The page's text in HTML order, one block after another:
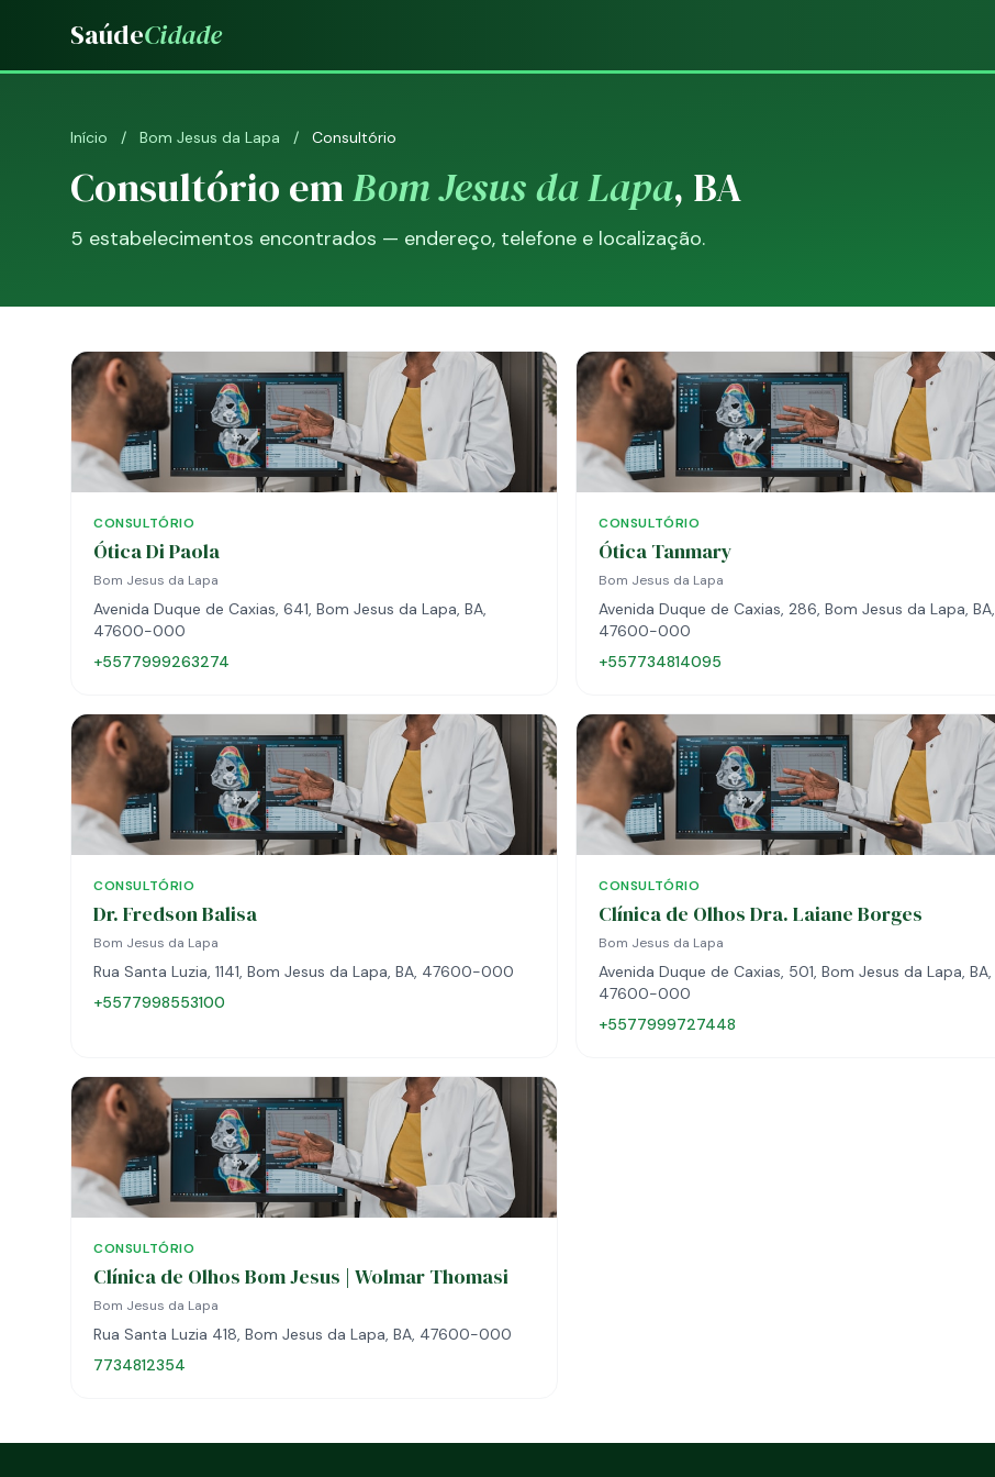
SaúdeCidade
Início / Bom Jesus da Lapa / Consultório
Consultório emBom Jesus da Lapa, BA
5 estabelecimentos encontrados — endereço, telefone e localização.
CONSULTÓRIO
Ótica Di Paola
Bom Jesus da Lapa
Avenida Duque de Caxias, 641, Bom Jesus da Lapa, BA,
47600-000
+5577999263274
CONSULTÓRIO
Ótica Tanmary
Bom Jesus da Lapa
Avenida Duque de Caxias, 286, Bom Jesus da Lapa, BA,
47600-000
+557734814095
CONSULTÓRIO
Dr. Fredson Balisa
Bom Jesus da Lapa
Rua Santa Luzia, 1141, Bom Jesus da Lapa, BA, 47600-000
+5577998553100
CONSULTÓRIO
Clínica de Olhos Dra. Laiane Borges
Bom Jesus da Lapa
Avenida Duque de Caxias, 501, Bom Jesus da Lapa, BA,
47600-000
+5577999727448
CONSULTÓRIO
Clínica de Olhos Bom Jesus | Wolmar Thomasi
Bom Jesus da Lapa
Rua Santa Luzia 418, Bom Jesus da Lapa, BA, 47600-000
7734812354